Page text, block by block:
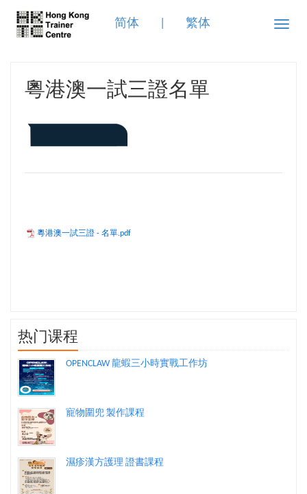
Toggle
简体 繁体
粵港澳一試三證名單
粵港澳一試三證 - 名單.pdf
热门课程
OPENCLAW 龍蝦三小時實戰工作坊
寵物圍兜 製作課程
濕疹漢方護理 證書課程